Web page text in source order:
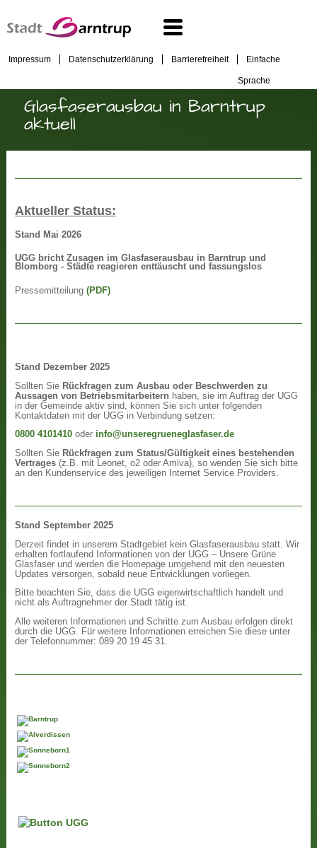
Impressum Datenschutzerklärung Barrierefreiheit Einfache
Sprache
Glasfaserausbau in Barntrup
aktuell
Aktueller Status:
Stand Mai 2026
UGG bricht Zusagen im Glasfaserausbau in Barntrup und
Blomberg - Städte reagieren enttäuscht und fassungslos
Pressemitteilung(PDF)
Stand Dezember 2025
Sollten Sie Rückfragen zum Ausbau oder Beschwerden zu
Aussagen von Betriebsmitarbeitern haben, sie im Auftrag der UGG
in der Gemeinde aktiv sind, können Sie sich unter folgenden
Kontaktdaten mit der UGG in Verbindung setzen:
0800 4101410 oder info@unseregrueneglasfaser.de
Sollten Sie Rückfragen zum Status/Gültigkeit eines bestehenden
Vertrages (z.B. mit Leonet, o2 oder Amiva), so wenden Sie sich bitte
an den Kundenservice des jeweiligen Internet Service Providers.
Stand September 2025
Derzeit findet in unserem Stadtgebiet kein Glasfaserausbau statt. Wir
erhalten fortlaufend Informationen von der UGG – Unsere Grüne
Glasfaser und werden die Homepage umgehend mit den neuesten
Updates versorgen, sobald neue Entwicklungen vorliegen.
Bitte beachten Sie, dass die UGG eigenwirtschaftlich handelt und
nicht als Auftragnehmer der Stadt tätig ist.
Alle weiteren Informationen und Schritte zum Ausbau erfolgen direkt
durch die UGG. Für weitere Informationen erreichen Sie diese unter
der Telefonnummer: 089 20 19 45 31.